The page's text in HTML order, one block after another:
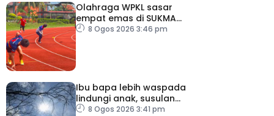
Olahraga WPKL sasar
empat emas di SUKMA
20268 Ogos 2026 3:46 pm
Ibu bapa lebih waspada
lindungi anak, susulan
indeks UV sangat tinggi
8 Ogos 2026 3:41 pm